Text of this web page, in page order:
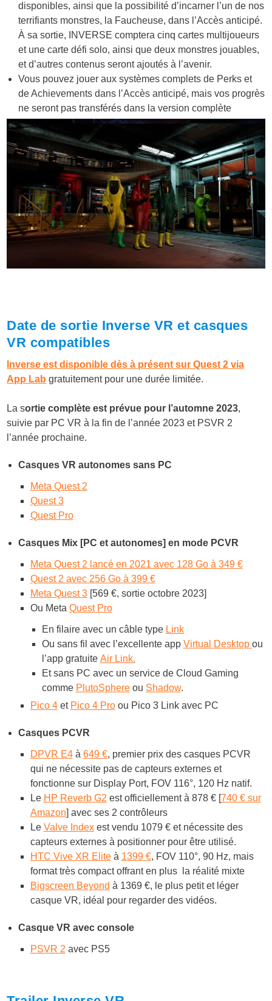
disponibles, ainsi que la possibilité d’incarner l’un de nos
terrifiants monstres, la Faucheuse, dans l’Accès anticipé.
À sa sortie, INVERSE comptera cinq cartes multijoueurs
et une carte défi solo, ainsi que deux monstres jouables,
et d’autres contenus seront ajoutés à l’avenir.
Vous pouvez jouer aux systèmes complets de Perks et
de Achievements dans l’Accès anticipé, mais vos progrès
ne seront pas transférés dans la version complète
Date de sortie Inverse VR et casques
VR compatibles
Inverse est disponible dès à présent sur Quest 2 via
App Lab gratuitement pour une durée limitée.
La sortie complète est prévue pour l’automne 2023,
suivie par PC VR à la fin de l’année 2023 et PSVR 2
l’année prochaine.
Casques VR autonomes sans PC
Meta Quest 2
Quest 3
Quest Pro
Casques Mix [PC et autonomes] en mode PCVR
Meta Quest 2 lancé en 2021 avec 128 Go à 349 €
Quest 2 avec 256 Go à 399 €
Meta Quest 3[569 €, sortie octobre 2023]
Ou Meta Quest Pro
En filaire avec un câble type Link
Ou sans fil avec l’excellente app Virtual Desktop ou
l’app gratuite Air Link.
Et sans PC avec un service de Cloud Gaming
comme PlutoSphereou Shadow.
Pico 4et Pico 4 Proou Pico 3 Link avec PC
Casques PCVR
DPVR E4à 649 €, premier prix des casques PCVR
qui ne nécessite pas de capteurs externes et
fonctionne sur Display Port, FOV 116°, 120 Hz natif.
Le HP Reverb G2 est officiellement à 878 € [740 € sur
Amazon] avec ses 2 contrôleurs
Le Valve Indexest vendu 1079 € et nécessite des
capteurs externes à positionner pour être utilisé.
HTC Vive XR Eliteà 1399 €, FOV 110°, 90 Hz, mais
format très compact offrant en plus la réalité mixte
Bigscreen Beyond à 1369 €, le plus petit et léger
casque VR, idéal pour regarder des vidéos.
Casque VR avec console
PSVR 2 avec PS5